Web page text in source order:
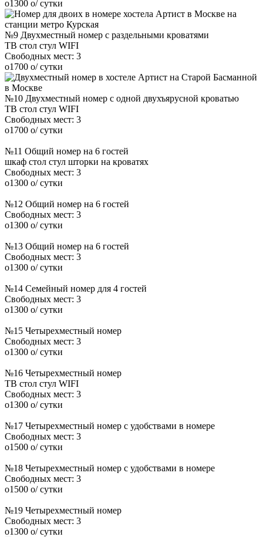
o1300 o/ сутки
№9 Двухместный номер с раздельными кроватями
ТВ стол стул WIFI
Свободных мест: 3
o1700 o/ сутки
№10 Двухместный номер с одной двухъярусной кроватью
ТВ стол стул WIFI
Свободных мест: 3
o1700 o/ сутки
№11 Общий номер на 6 гостей
шкаф стол стул шторки на кроватях
Свободных мест: 3
o1300 o/ сутки
№12 Общий номер на 6 гостей
Свободных мест: 3
o1300 o/ сутки
№13 Общий номер на 6 гостей
Свободных мест: 3
o1300 o/ сутки
№14 Семейный номер для 4 гостей
Свободных мест: 3
o1300 o/ сутки
№15 Четырехместный номер
Свободных мест: 3
o1300 o/ сутки
№16 Четырехместный номер
ТВ стол стул WIFI
Свободных мест: 3
o1300 o/ сутки
№17 Четырехместный номер с удобствами в номере
Свободных мест: 3
o1500 o/ сутки
№18 Четырехместный номер с удобствами в номере
Свободных мест: 3
o1500 o/ сутки
№19 Четырехместный номер
Свободных мест: 3
o1300 o/ сутки